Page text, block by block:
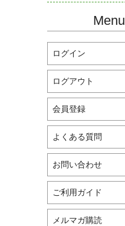
Menu
ログイン
ログアウト
会員登録
よくある質問
お問い合わせ
ご利用ガイド
メルマガ購読